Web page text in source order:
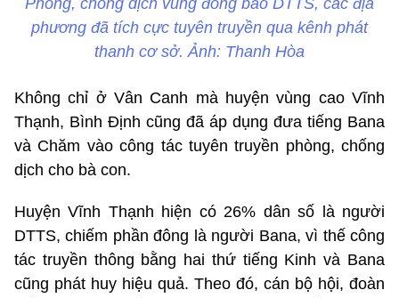
Phòng, chống dịch vùng đồng bào DTTS, các địa
phương đã tích cực tuyên truyền qua kênh phát
thanh cơ sở. Ảnh: Thanh Hòa
Không chỉ ở Vân Canh mà huyện vùng cao Vĩnh
Thạnh, Bình Định cũng đã áp dụng đưa tiếng Bana
và Chăm vào công tác tuyên truyền phòng, chống
dịch cho bà con.
Huyện Vĩnh Thạnh hiện có 26% dân số là người
DTTS, chiếm phần đông là người Bana, vì thế công
tác truyền thông bằng hai thứ tiếng Kinh và Bana
cũng phát huy hiệu quả. Theo đó, cán bộ hội, đoàn